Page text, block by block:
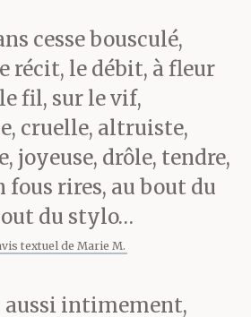
ici, je vous
ma mère qui
dans son
est toute
et nous, on
dernier,
cesse bousculé,
récit, le débit, à fleur
fil, sur le vif,
cruelle, altruiste,
joyeuse, drôle, tendre,
fous rires, au bout du
du stylo…
textuel de Marie M.
aussi intimement,